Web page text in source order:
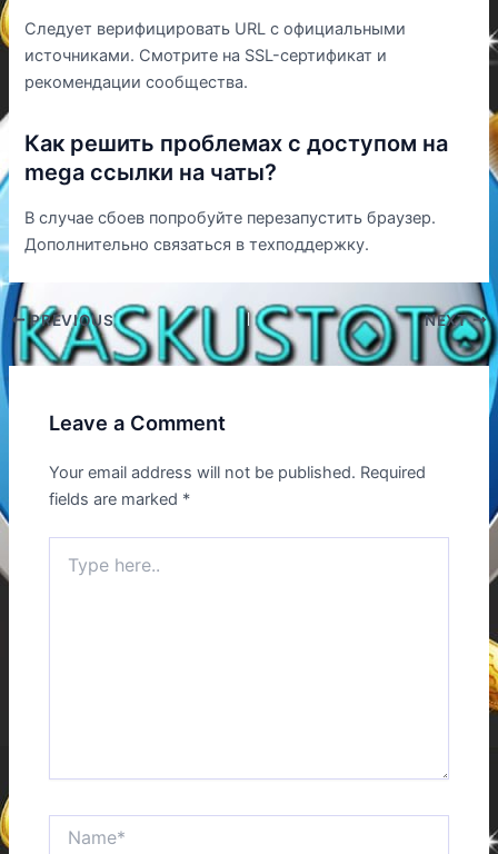
Следует верифицировать URL с официальными
источниками. Смотрите на SSL-сертификат и
рекомендации сообщества.
Как решить проблемах с доступом на
mega ссылки на чаты?
В случае сбоев попробуйте перезапустить браузер.
Дополнительно связаться в техподдержку.
PREVIOUS NEXT
Leave a Comment
Your email address will not be published. Required
fields are marked *
here..